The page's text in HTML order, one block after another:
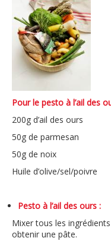
Pour le pesto à l’ail des
​200g d’ail des ours ​
50g de parmesan ​
50g de noix ​
Huile d’olive/sel/poivre ​
Pesto à l’ail des ours :
Mixer tous les ingrédients
obtenir une pâte. ​